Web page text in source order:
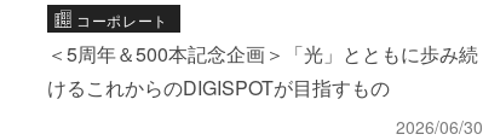
コーポレート
＜5周年＆500本記念企画＞「光」とともに歩み続
けるこれからのDIGISPOTが目指すもの
2026/06/30